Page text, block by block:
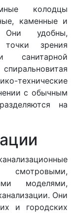
колодцы
каменные и
Они удобны,
зрения
санитарной
технические
с обычным
на
моделями,
Они
и городских